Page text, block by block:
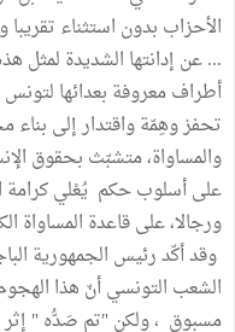
الأحزاب بدون استثناء
... عن إدانتها الشديدة لمثل
أطراف معروفة بعدائها لتونس
تحفز وهِمّة واقتدار إلى بناء
والمساواة، متشبّث بحقوق
على أسلوب حكم يُعْلي كرامة
ورجالا، على قاعدة المساواة
وقد أكّد رئيس الجمهورية
الشعب التونسي أنّ هذا
مسبوق ، ولكن "تم صَدُّه " إثر